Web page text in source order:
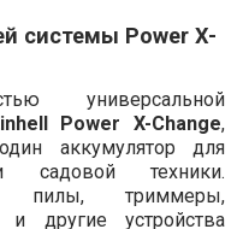
системы Power X-
универсальной
Power X-Change,
аккумулятор для
садовой техники.
пилы, триммеры,
и другие устройства